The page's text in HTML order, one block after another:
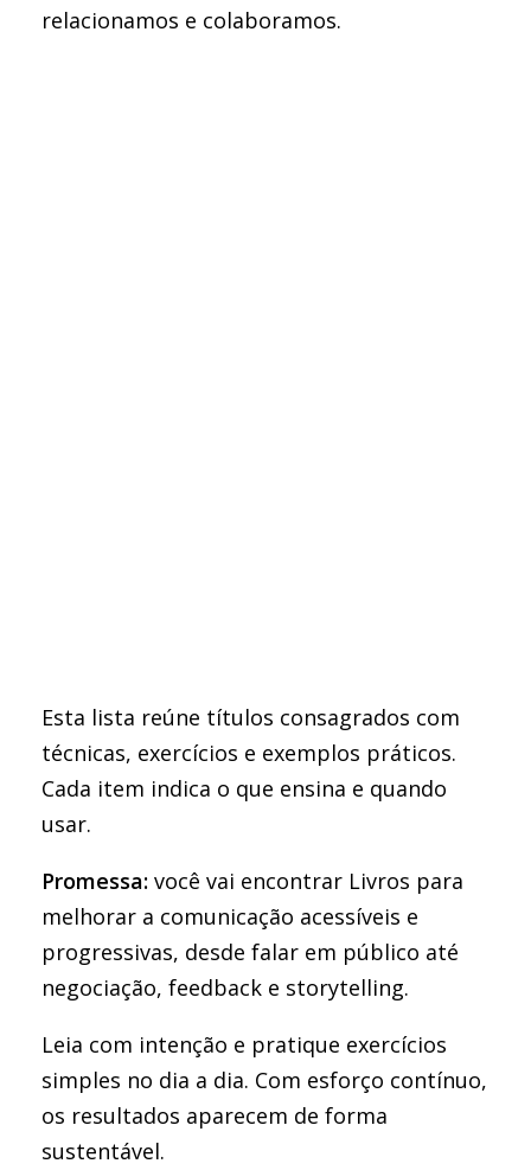
relacionamos e colaboramos.
Esta lista reúne títulos consagrados com
técnicas, exercícios e exemplos práticos.
Cada item indica o que ensina e quando
usar.
Promessa: você vai encontrar Livros para
melhorar a comunicação acessíveis e
progressivas, desde falar em público até
negociação, feedback e storytelling.
Leia com intenção e pratique exercícios
simples no dia a dia. Com esforço contínuo,
os resultados aparecem de forma
sustentável.